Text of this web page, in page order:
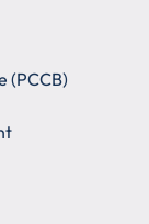
(PCCB)